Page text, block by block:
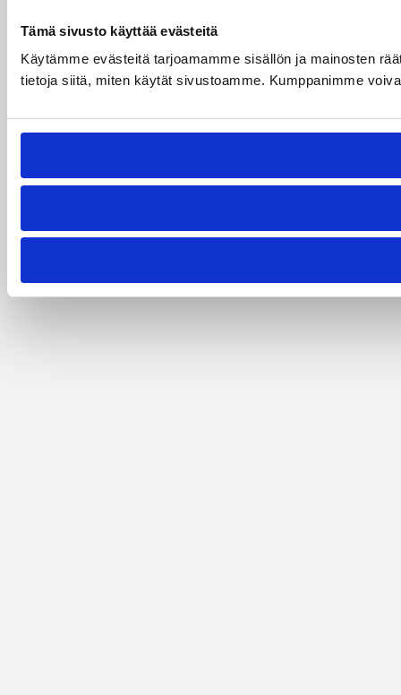
Tämä sivusto käyttää evästeitä
Käytämme evästeitä tarjoamamme sisällön ja mainosten
tietoja siitä, miten käytät sivustoamme. Kumppanimme